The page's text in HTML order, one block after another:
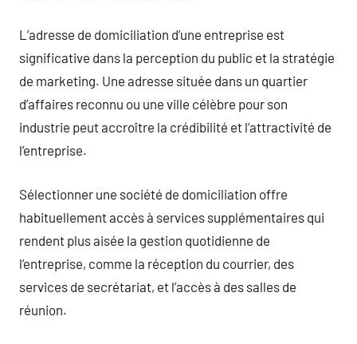
L’adresse de domiciliation d’une entreprise est
significative dans la perception du public et la stratégie
de marketing. Une adresse située dans un quartier
d’affaires reconnu ou une ville célèbre pour son
industrie peut accroître la crédibilité et l’attractivité de
l’entreprise.
Sélectionner une société de domiciliation offre
habituellement accès à services supplémentaires qui
rendent plus aisée la gestion quotidienne de
l’entreprise, comme la réception du courrier, des
services de secrétariat, et l’accès à des salles de
réunion.